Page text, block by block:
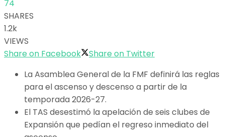
74
SHARES
1.2k
VIEWS
Share on Facebook
Share on Twitter
La Asamblea General de la FMF definirá las reglas
para el ascenso y descenso a partir de la
temporada 2026-27.
El TAS desestimó la apelación de seis clubes de
Expansión que pedían el regreso inmediato del